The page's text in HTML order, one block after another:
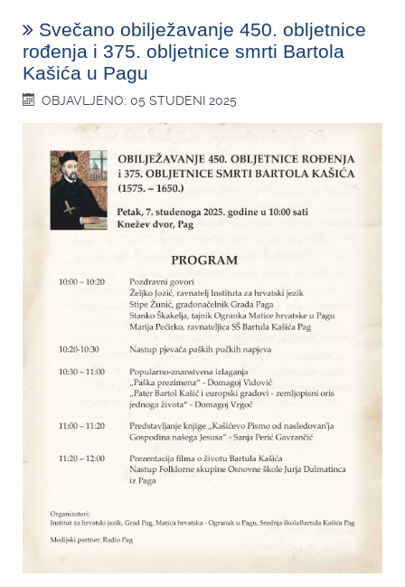
Svečano obilježavanje 450. obljetnice
rođenja i 375. obljetnice smrti Bartola
Kašića u Pagu
OBJAVLJENO: 05 STUDENI 2025